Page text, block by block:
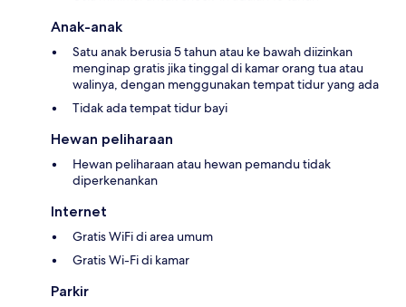
Anak-anak
Satu anak berusia 5 tahun atau ke bawah diizinkan
menginap gratis jika tinggal di kamar orang tua atau
walinya, dengan menggunakan tempat tidur yang ada
Tidak ada tempat tidur bayi
Hewan peliharaan
Hewan peliharaan atau hewan pemandu tidak
diperkenankan
Internet
Gratis WiFi di area umum
Gratis Wi-Fi di kamar
Parkir